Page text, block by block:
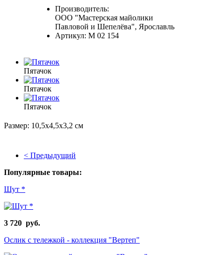
Производитель:
ООО "Мастерская майолики
Павловой и Шепелёва", Ярославль
Артикул: М 02 154
Пятачок
Пятачок
Пятачок
Размер: 10,5x4,5x3,2 см
< Предыдущий
Популярные товары:
Шут *
3 720 руб.
Ослик с тележкой - коллекция "Вертеп"